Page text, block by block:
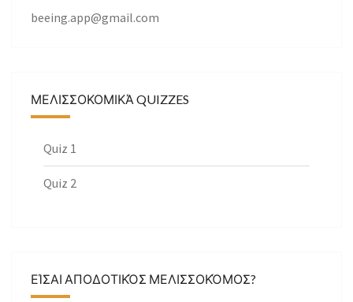
beeing.app@gmail.com
ΜΕΛΙΣΣΟΚΟΜΙΚΆ QUIZZES
Quiz 1
Quiz 2
ΕΊΣΑΙ ΑΠΟΔΟΤΙΚΌΣ ΜΕΛΙΣΣΟΚΌΜΟΣ?